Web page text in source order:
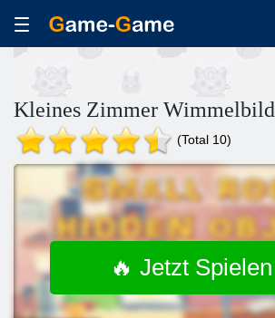
Kleines Zimmer Wimmelbild
(Total 10)
🔥 Jetzt Spielen